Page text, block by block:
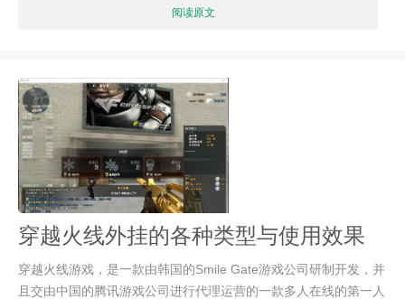
阅读原文
穿越火线外挂的各种类型与使用效果
穿越火线游戏，是一款由韩国的Smile Gate游戏公司研制开发，并
且交由中国的腾讯游戏公司进行代理运营的一款多人在线的第一人